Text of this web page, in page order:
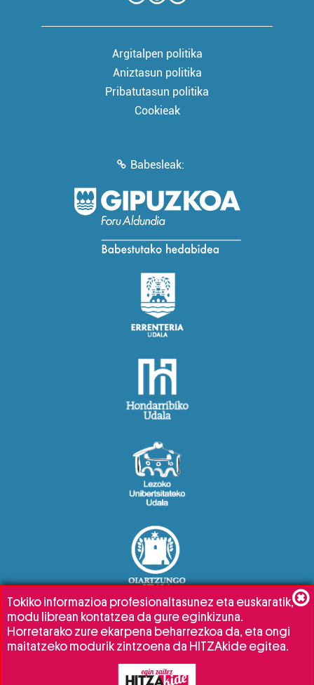
Argitalpen politika
Aniztasun politika
Pribatutasun politika
Cookieak
Babesleak:
Tokiko informazioa profesionaltasunez eta euskaratik,
modu librean kontatzea da gure eginkizuna.
Horretarako zure ekarpena beharrezkoa da, eta ongi
maitatzeko modurik zintzoena da HITZAkide egitea.